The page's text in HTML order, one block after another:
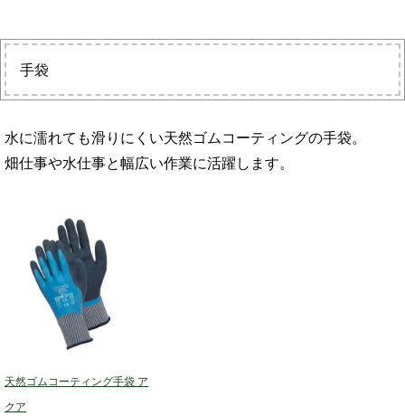
手袋
水に濡れても滑りにくい天然ゴムコーティングの手袋。
畑仕事や水仕事と幅広い作業に活躍します。
天然ゴムコーティング手袋 ア
クア